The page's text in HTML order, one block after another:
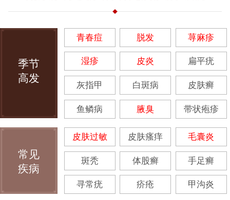
季节
高发
青春痘 脱发 荨麻疹
湿疹 皮炎 扁平疣
灰指甲 白斑病 皮肤癣
鱼鳞病 腋臭 带状疱疹
常见
疾病
皮肤过敏 皮肤瘙痒 毛囊炎
斑秃 体股癣 手足癣
寻常疣 疥疮 甲沟炎